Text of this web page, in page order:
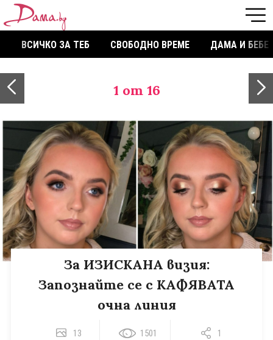
ВСИЧКО ЗА ТЕБ СВОБОДНО ВРЕМЕ ДАМА И БЕБЕ
1 от 16
За ИЗИСКАНА визия:
Запознайте се с КАФЯВАТА
очна линия
13 1501 1